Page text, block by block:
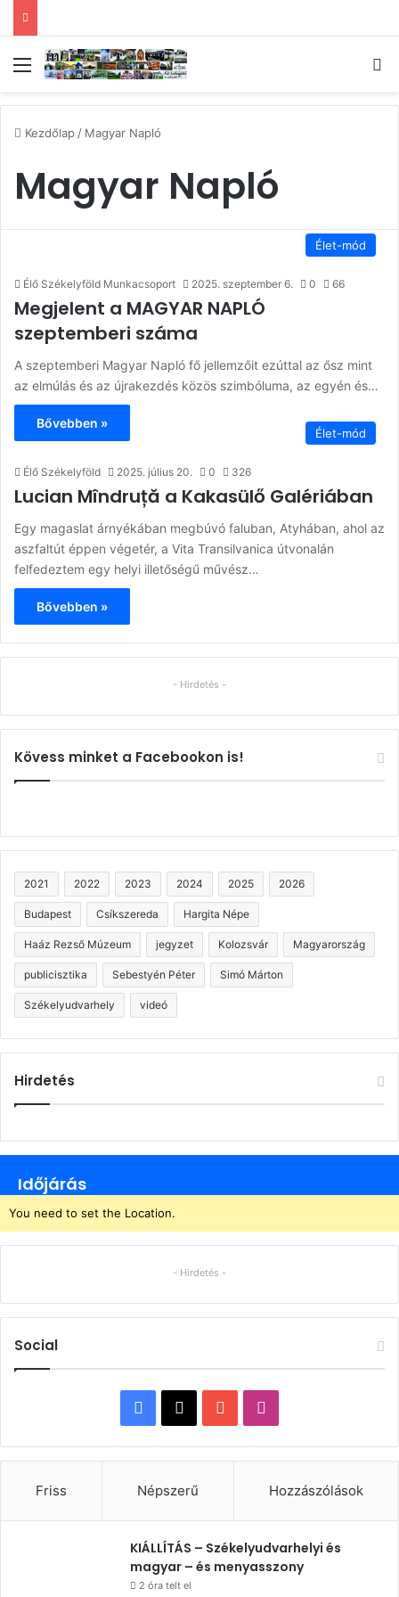
Menü
Kezdőlap/ Magyar Napló
Magyar Napló
Élet-mód
Élő Székelyföld Munkacsoport 2025. szeptember 6. 0 66
Megjelent a MAGYAR NAPLÓ
szeptemberi száma
A szeptemberi Magyar Napló fő jellemzőit ezúttal az ősz mint
az elmúlás és az újrakezdés közös szimbóluma, az egyén és…
Bővebben »
Élet-mód
Élő Székelyföld 2025. július 20. 0 326
Lucian Mîndruță a Kakasülő Galériában
Egy magaslat árnyékában megbúvó faluban, Atyhában, ahol az
aszfaltút éppen végetér, a Vita Transilvanica útvonalán
felfedeztem egy helyi illetőségű művész…
Bővebben »
- Hirdetés -
Kövess minket a Facebookon is!
2021 2022 2023 2024 2025 2026
Budapest Csíkszereda Hargita Népe
Haáz Rezső Múzeum jegyzet Kolozsvár Magyarország
publicisztika Sebestyén Péter Simó Márton
Székelyudvarhely videó
Hirdetés
Időjárás
You need to set the Location.
- Hirdetés -
Social
Facebook
X YouTube
Friss Népszerű Hozzászólások
KIÁLLÍTÁS – Székelyudvarhelyi és
magyar – és menyasszony
2 óra telt el